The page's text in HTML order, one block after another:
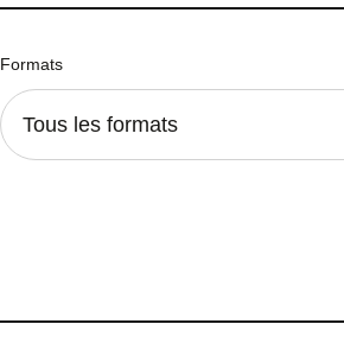
Formats
Tous les formats